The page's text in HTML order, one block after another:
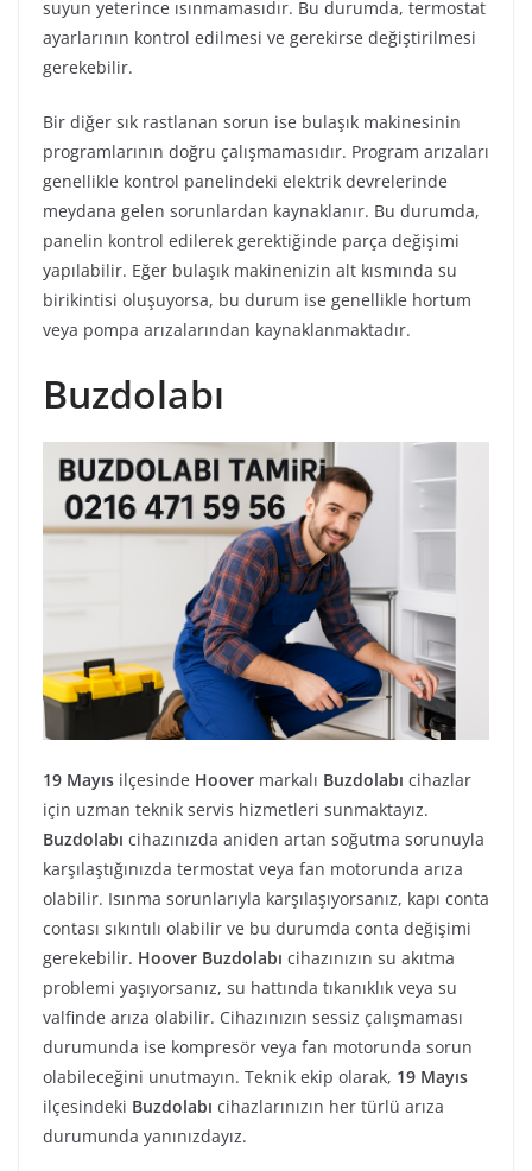
suyun yeterince ısınmamasıdır. Bu durumda, termostat
ayarlarının kontrol edilmesi ve gerekirse değiştirilmesi
gerekebilir.
Bir diğer sık rastlanan sorun ise bulaşık makinesinin
programlarının doğru çalışmamasıdır. Program arızaları
genellikle kontrol panelindeki elektrik devrelerinde
meydana gelen sorunlardan kaynaklanır. Bu durumda,
panelin kontrol edilerek gerektiğinde parça değişimi
yapılabilir. Eğer bulaşık makinenizin alt kısmında su
birikintisi oluşuyorsa, bu durum ise genellikle hortum
veya pompa arızalarından kaynaklanmaktadır.
Buzdolabı
19 Mayıs ilçesinde Hoover markalı Buzdolabı cihazlar
için uzman teknik servis hizmetleri sunmaktayız.
Buzdolabı cihazınızda aniden artan soğutma sorunuyla
karşılaştığınızda termostat veya fan motorunda arıza
olabilir. Isınma sorunlarıyla karşılaşıyorsanız, kapı conta
contası sıkıntılı olabilir ve bu durumda conta değişimi
gerekebilir. Hoover Buzdolabı cihazınızın su akıtma
problemi yaşıyorsanız, su hattında tıkanıklık veya su
valfinde arıza olabilir. Cihazınızın sessiz çalışmaması
durumunda ise kompresör veya fan motorunda sorun
olabileceğini unutmayın. Teknik ekip olarak, 19 Mayıs
ilçesindeki Buzdolabı cihazlarınızın her türlü arıza
durumunda yanınızdayız.